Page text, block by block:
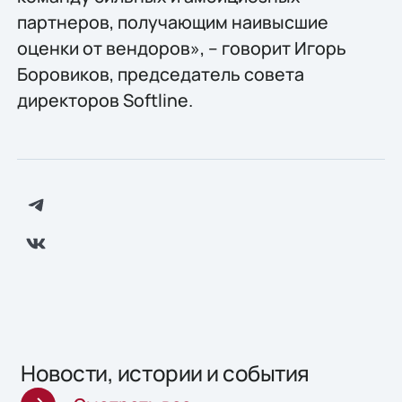
партнеров, получающим наивысшие
оценки от вендоров», – говорит Игорь
Боровиков, председатель совета
директоров Softline.
Новости, истории и события